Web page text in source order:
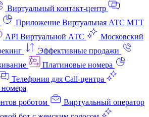
Виртуальный контакт‑центр
Приложение Виртуальная АТС МТТ
API Виртуальной АТС
Московский
Эффективные продажи
Платиновые номера
Телефония для Call-центра
роботом
Виртуальный оператор